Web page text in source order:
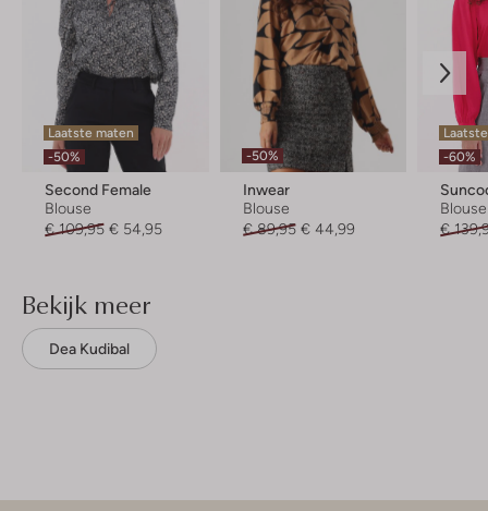
Laatste maten
-50%
Second Female
Blouse
€ 109,95 € 54,95
-50%
Inwear
Blouse
€ 89,95 € 44,99
-60%
Blouse
€
Bekijk meer
Dea Kudibal